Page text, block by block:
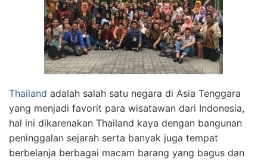
Thailand adalah salah satu negara di Asia Tenggara
yang menjadi favorit para wisatawan dari Indonesia,
hal ini dikarenakan Thailand kaya dengan bangunan
peninggalan sejarah serta banyak juga tempat
berbelanja berbagai macam barang yang bagus dan